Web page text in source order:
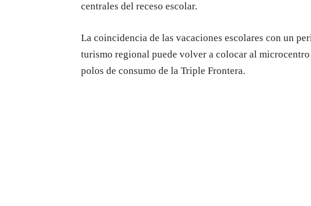
centrales del receso escolar.
La coincidencia de las vacaciones escolares con un
turismo regional puede volver a colocar al
polos de consumo de la Triple Frontera.